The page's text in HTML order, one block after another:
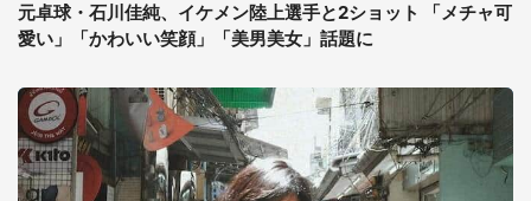
元卓球・石川佳純、イケメン陸上選手と2ショット 「メチャ可
愛い」「かわいい笑顔」「美男美女」話題に